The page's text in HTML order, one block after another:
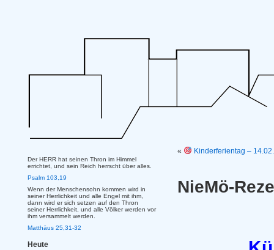
« Kinderferientag –
NieMö-
Der HERR hat seinen Thron im Himmel
errichtet, und sein Reich herrscht über alles.
Psalm 103,19
Wenn der Menschensohn kommen wird in
seiner Herrlichkeit und alle Engel mit ihm,
dann wird er sich setzen auf den Thron
seiner Herrlichkeit, und alle Völker werden vor
ihm versammelt werden.
Matthäus 25,31-32
Heute